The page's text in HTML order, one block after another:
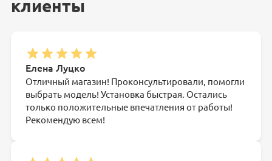
клиенты
Елена Луцко
Отличный магазин! Проконсультировали, помогли
выбрать модель! Установка быстрая. Остались
только положительные впечатления от работы!
Рекомендую всем!